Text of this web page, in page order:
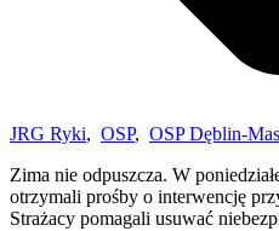
JRG Ryki, OSP, OSP Dęblin-
Zima nie odpuszcza. W
otrzymali prośby o interwencję
Strażacy pomagali usuwać